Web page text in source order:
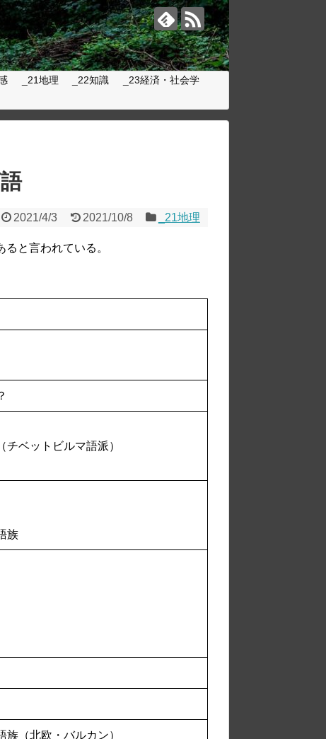
_21地理 _22知識
_23経済・社会学
2021/4/3 2021/10/8 _21地理
と言われている。
チベットビルマ語派）
族
族（北欧・バルカン）